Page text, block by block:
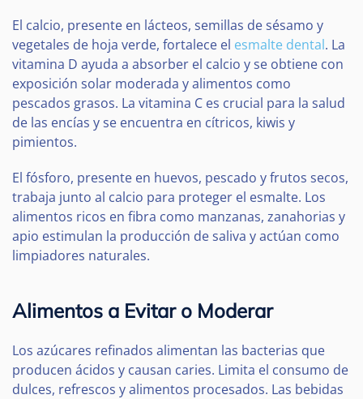
El calcio, presente en lácteos, semillas de sésamo y
vegetales de hoja verde, fortalece el esmalte dental. La
vitamina D ayuda a absorber el calcio y se obtiene con
exposición solar moderada y alimentos como
pescados grasos. La vitamina C es crucial para la salud
de las encías y se encuentra en cítricos, kiwis y
pimientos.
El fósforo, presente en huevos, pescado y frutos secos,
trabaja junto al calcio para proteger el esmalte. Los
alimentos ricos en fibra como manzanas, zanahorias y
apio estimulan la producción de saliva y actúan como
limpiadores naturales.
Alimentos a Evitar o Moderar
Los azúcares refinados alimentan las bacterias que
producen ácidos y causan caries. Limita el consumo de
dulces, refrescos y alimentos procesados. Las bebidas